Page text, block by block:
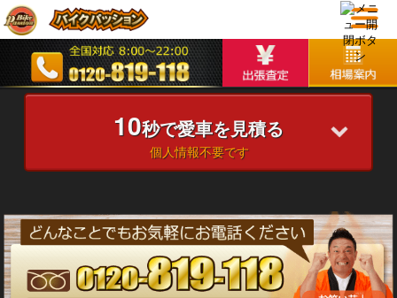
10秒で愛車を見積る
個人情報不要です